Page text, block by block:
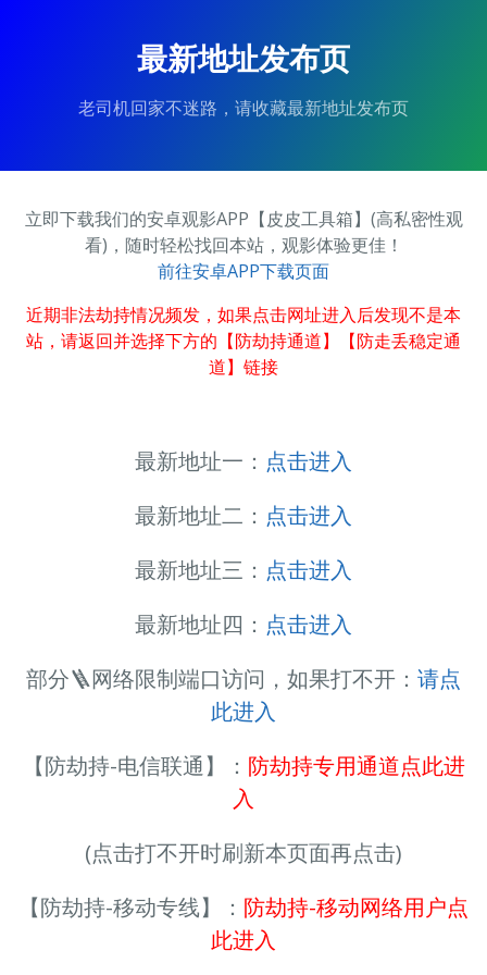
最新地址发布页
老司机回家不迷路，请收藏最新地址发布页
立即下载我们的安卓观影APP【皮皮工具箱】(高私密性观
看)，随时轻松找回本站，观影体验更佳！
前往安卓APP下载页面
近期非法劫持情况频发，如果点击网址进入后发现不是本
站，请返回并选择下方的【防劫持通道】【防走丢稳定通
道】链接
最新地址一： 点击进入
最新地址二： 点击进入
最新地址三： 点击进入
最新地址四： 点击进入
部分🪜网络限制端口访问，如果打不开： 请点
此进入
【防劫持-电信联通】： 防劫持专用通道点此进
入
(点击打不开时刷新本页面再点击)
【防劫持-移动专线】： 防劫持-移动网络用户点
此进入